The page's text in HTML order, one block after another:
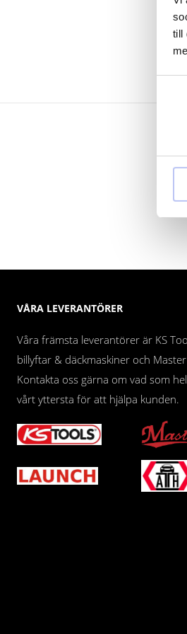
till
VÅRA LEVERANTÖRER
Våra främsta leverantörer är KS
billyftar & däckmaskiner och
Kontakta oss gärna om vad som
vårt yttersta för att hjälpa kunden.